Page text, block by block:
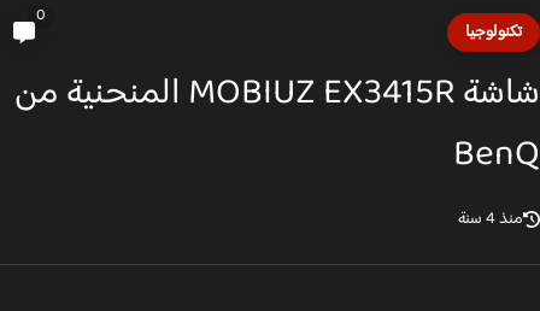
شاشة MOBIUZ EX3415R المنحنية من
4 سنة